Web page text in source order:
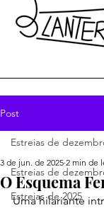
Post
Estreias de
Estreias de 2025
Estreias de
O Esquema
3 de jun. de 2025 2 min de
Uma hilariante